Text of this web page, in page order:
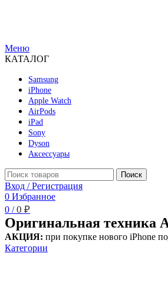
Меню
КАТАЛОГ
Samsung
iPhone
Apple Watch
AirPods
iPad
Sony
Dyson
Аксессуары
Поиск
Вход / Регистрация
0 Избранное
0 / 0 ₽
Оригинальная техника
АКЦИЯ: при покупке нового iPhone
Категории